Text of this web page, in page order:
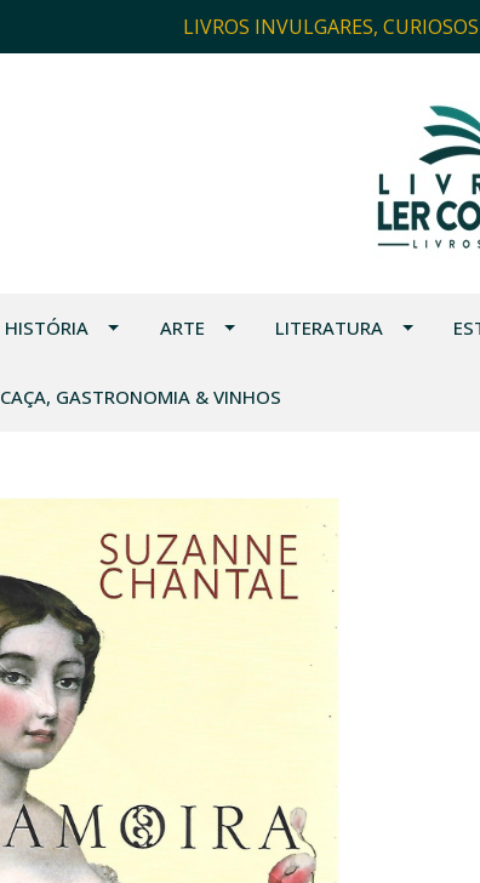
LIVROS INVULGARES,
HISTÓRIA ARTE LITERATURA
CAÇA, GASTRONOMIA & VINHOS